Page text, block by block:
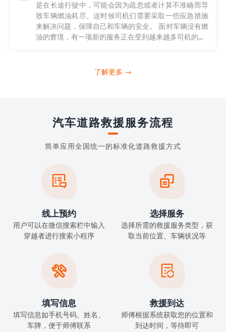
是在长途行驶中，可能会因为疏忽或者计算不准确而导
致车辆燃油耗尽。这时候司机们需要采取一些应急措施
来解决问题，保障自己和车辆的安全。 面对车辆没有燃
油的窘境，有一项新的服务正在受到越来越多司机的...
了解更多 →
汽车道路救援服务流程
简单应用全国统一的标准化道路救援方式

线上预约
用户可以在微信搜索栏中输入
穿越者进行搜索小程序

选择服务
选择所需的救援服务类型，获
取当前位置、车辆状况等

填写信息
填写信息如手机号码、姓名、
车牌，便于师傅联系

救援到达
师傅根据系统获取您的位置和
到达时间，等待即可